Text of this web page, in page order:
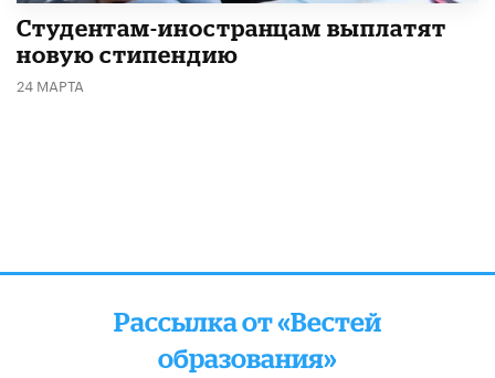
Студентам-иностранцам выплатят
новую стипендию
24 МАРТА
Рассылка от «Вестей
образования»